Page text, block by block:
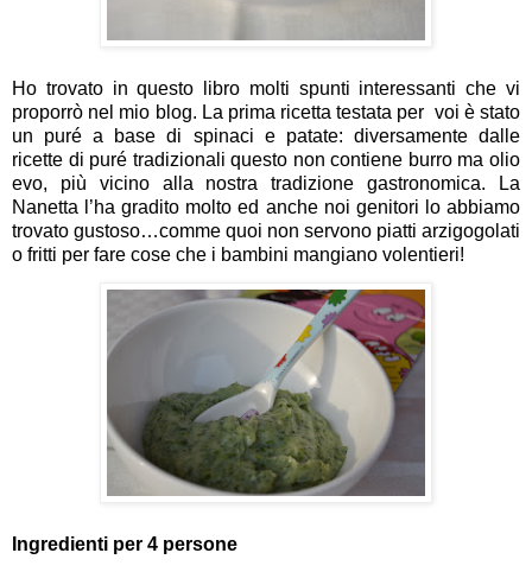
Ho trovato in questo libro molti spunti interessanti che vi
proporrò nel mio blog. La prima ricetta testata per voi è stato
un puré a base di spinaci e patate: diversamente dalle
ricette di puré tradizionali questo non contiene burro ma olio
evo, più vicino alla nostra tradizione gastronomica. La
Nanetta l’ha gradito molto ed anche noi genitori lo abbiamo
trovato gustoso…comme quoi non servono piatti arzigogolati
o fritti per fare cose che i bambini mangiano volentieri!
Ingredienti per 4 persone